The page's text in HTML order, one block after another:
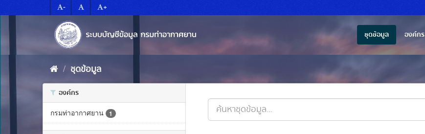
to
- +
ชุดข้อมูล องค์กร
ชุดข้อมูล
องค์กร
กรมท่าอากาศยาน 1